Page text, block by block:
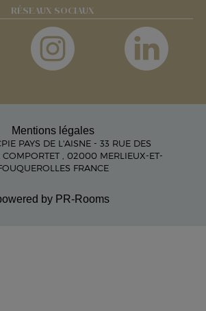
RÉSEAUX SOCIAUX
Mentions légales
PAYS DE L'AISNE - 33 RUE DES
COMPORTET , 02000 MERLIEUX-ET-
FRANCE
by PR-Rooms